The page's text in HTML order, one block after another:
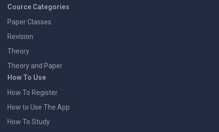
Cource Categories
Paper Classes
Revision
Theory
Theory and Paper
How To Use
How To Register
How to Use The App
How To Study